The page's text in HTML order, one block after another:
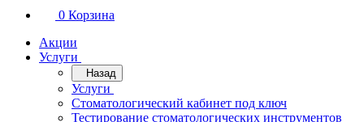
0 Корзина
Акции
Услуги
Назад
Услуги
Стоматологический кабинет под ключ
Тестирование стоматологических инструментов